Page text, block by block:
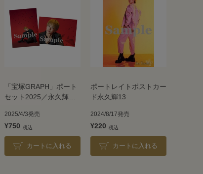
「宝塚GRAPH」ポート
セット2025／永久輝せ
2025/4/3発売
¥750
カートに入れる
ポートレイトポストカー
ド永久輝13
2024/8/17発売
¥220
カートに入れる